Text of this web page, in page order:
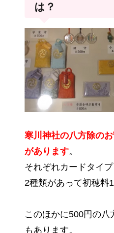
は？
寒川神社の八方除の
があります。
それぞれカードタイ
2種類があって初穂料
このほかに500円の
もあります。